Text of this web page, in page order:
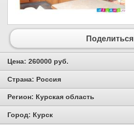
Поделиться
Цена: 260000 руб.
Страна: Россия
Регион: Курская область
Город: Курск